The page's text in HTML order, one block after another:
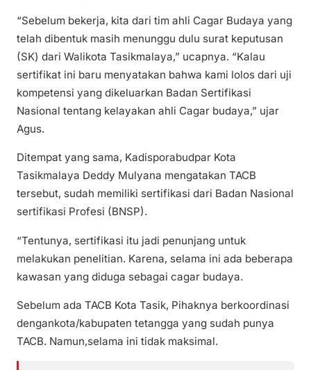
“Sebelum bekerja, kita dari tim ahli Cagar Budaya yang
telah dibentuk masih menunggu dulu surat keputusan
(SK) dari Walikota Tasikmalaya,” ucapnya. “Kalau
sertifikat ini baru menyatakan bahwa kami lolos dari uji
kompetensi yang dikeluarkan Badan Sertifikasi
Nasional tentang kelayakan ahli Cagar budaya,” ujar
Agus.
Ditempat yang sama, Kadisporabudpar Kota
Tasikmalaya Deddy Mulyana mengatakan TACB
tersebut, sudah memiliki sertifikasi dari Badan Nasional
sertifikasi Profesi (BNSP).
“Tentunya, sertifikasi itu jadi penunjang untuk
melakukan penelitian. Karena, selama ini ada beberapa
kawasan yang diduga sebagai cagar budaya.
Sebelum ada TACB Kota Tasik, Pihaknya berkoordinasi
dengankota/kabupaten tetangga yang sudah punya
TACB. Namun,selama ini tidak maksimal.